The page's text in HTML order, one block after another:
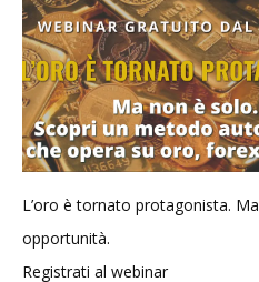
L’oro è tornato protagonista.
opportunità.
Registrati al webinar